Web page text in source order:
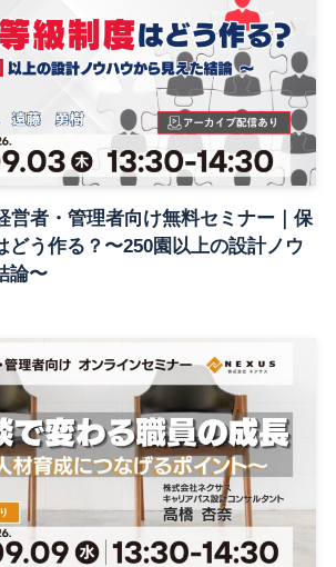
営者・管理者向け無料セミナー｜保
どう作る？〜250園以上の設計ノウ
論〜